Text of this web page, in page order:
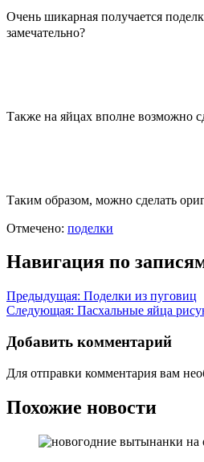
Очень шикарная получается
замечательно?
Также на яйцах вполне возможно
Таким образом, можно сделать
Отмечено: поделки
Навигация по
Предыдущая: Поделки из пуговиц
Следующая: Пасхальные яйца
Добавить комментарий
Для отправки комментария вам
Похожие новости